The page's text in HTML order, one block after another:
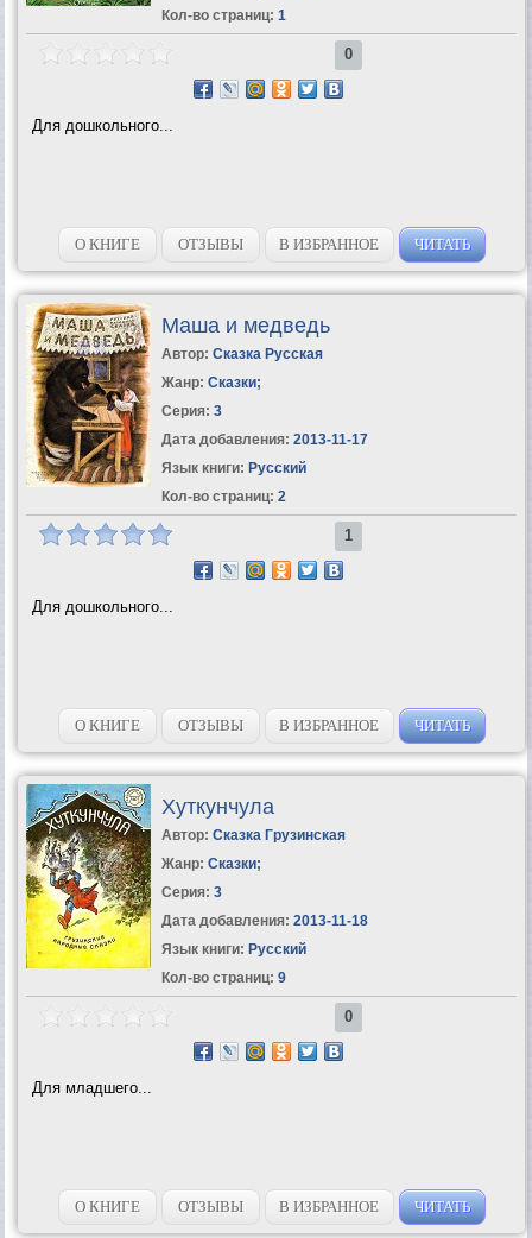
Кол-во страниц: 1
0
Для дошкольного...
О КНИГЕ ОТЗЫВЫ В ИЗБРАННОЕ ЧИТАТЬ
Маша и медведь
Автор: Сказка Русская
Жанр: Сказки;
Серия: 3
Дата добавления: 2013-11-17
Язык книги: Русский
Кол-во страниц: 2
1
Для дошкольного...
О КНИГЕ ОТЗЫВЫ В ИЗБРАННОЕ ЧИТАТЬ
Хуткунчула
Автор: Сказка Грузинская
Жанр: Сказки;
Серия: 3
Дата добавления: 2013-11-18
Язык книги: Русский
Кол-во страниц: 9
0
Для младшего...
О КНИГЕ ОТЗЫВЫ В ИЗБРАННОЕ ЧИТАТЬ